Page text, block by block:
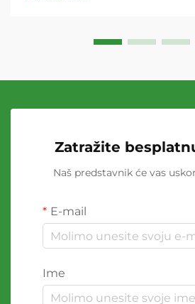
Zatražite
Naš predstavnik će vas
E-mail
Ime